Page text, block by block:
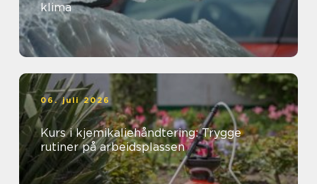
klima
06. juli 2026
Kurs i kjemikaliehåndtering: Trygge
rutiner på arbeidsplassen